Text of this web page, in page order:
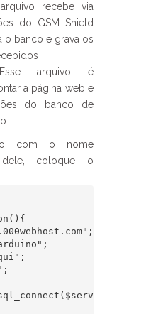
recebe via
do GSM Shield
o banco e grava os
arquivo é
a página web e
do banco de
com o nome
coloque o